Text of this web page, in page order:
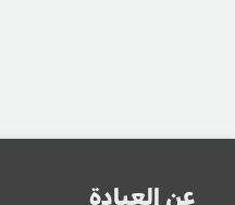
عن العيادة